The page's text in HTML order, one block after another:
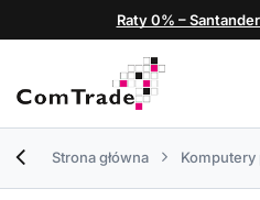
Raty 0% –
Strona główna